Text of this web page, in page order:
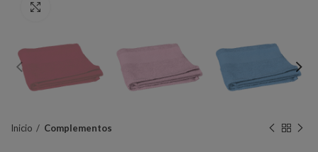
Inicio Complementos